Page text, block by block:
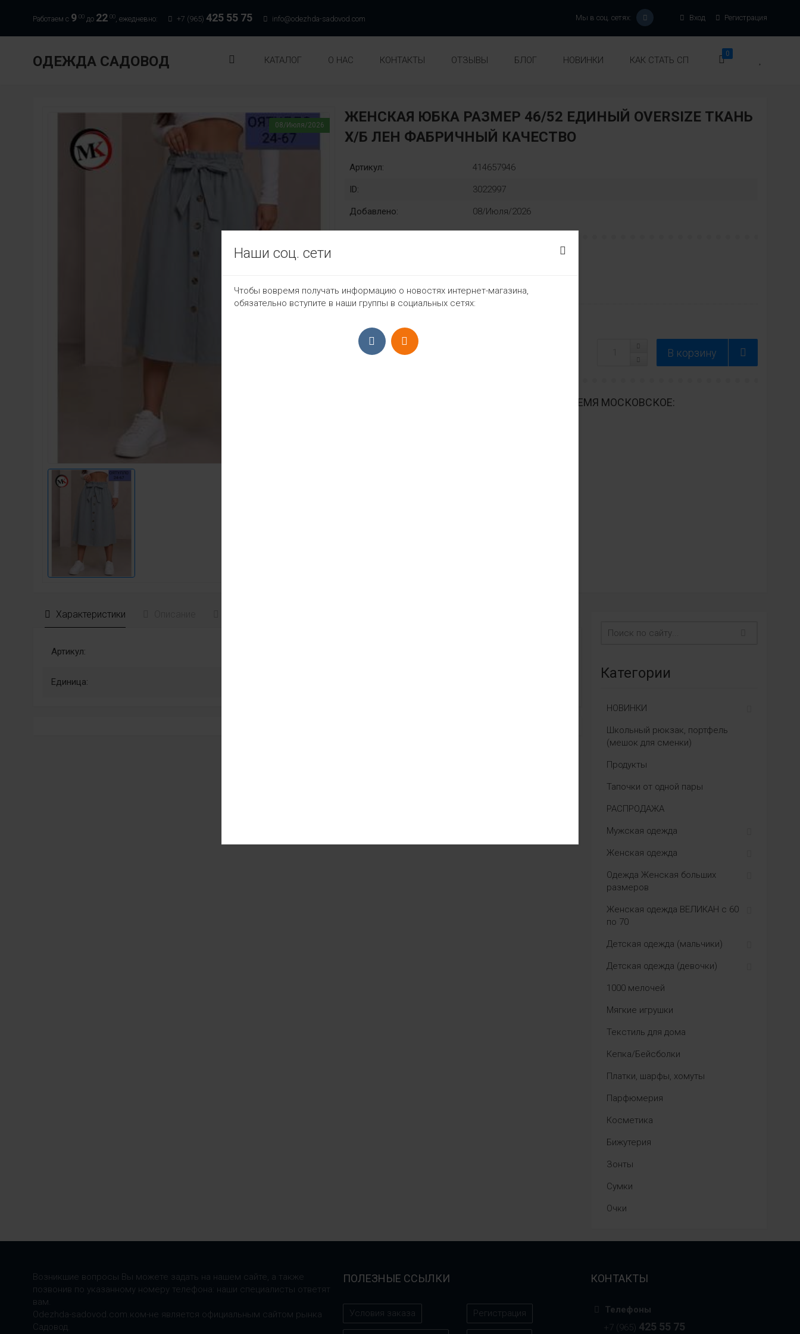
Работаем с 9 00 до 22 00, ежедневно: +7 (965) 425 55 75 info@odezhda-sadovod.com Вход Регистрация
Мы в соц. сетях:
ОДЕЖДА САДОВОД КАТАЛОГ О НАС КОНТАКТЫ ОТЗЫВЫ БЛОГ НОВИНКИ КАК СТАТЬ СП
0
08/Июля/2026
ЖЕНСКАЯ ЮБКА РАЗМЕР 46/52 ЕДИНЫЙ OVERSIZE ТКАНЬ
Х/Б ЛEН ФАБРИЧНЫЙ КАЧЕСТВО
Артикул: 414657946
ID: 3022997
Добавлено: 08/Июля/2026
399₽
ПРИЁМ ЗАКАЗОВ С 9:00-22:00, ЕЖЕДНЕВНО ВРЕМЯ МОСКОВСКОЕ:
Характеристики
Артикул:
Единица:
Категории
НОВИНКИ
Школьный рюкзак, портфель
(мешок для сменки)
Продукты
Тапочки от одной пары
РАСПРОДАЖА
Мужская одежда
Женская одежда
Одежда Женская больших
размеров
Женская одежда ВЕЛИКАН с 60
по 70
Детская одежда (мальчики)
Детская одежда (девочки)
1000 мелочей
Мягкие игрушки
Текстиль для дома
Кепка/Бейсболки
Платки, шарфы, хомуты
Парфюмерия
Косметика
Бижутерия
Зонты
Сумки
Очки
Возникшие вопросы Вы можете задать на нашем сайте, а также
позвонив по указанному номеру телефона: наши специалисты ответят
вам.
Odezhda-sadovod.com.ком-не является официальным сайтом рынка
Садовод.
ПОЛЕЗНЫЕ ССЫЛКИ
Условия заказа Регистрация
КОНТАКТЫ
Телефоны
+7 (965) 425 55 75
Наши соц. сети
Чтобы вовремя получать информацию о новостях интернет-магазина,
обязательно вступите в наши группы в социальных сетях: